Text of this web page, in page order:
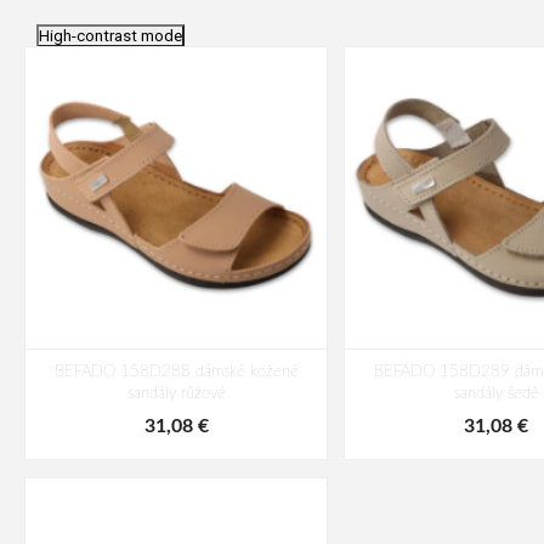
High-contrast mode
BEFADO 158D288 dámské kožené
sandály růžové
31,08 €
BEFADO 158D289
sandály šedé
31,08 €